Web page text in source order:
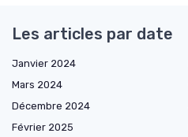
Les articles par date
Janvier 2024
Mars 2024
Décembre 2024
Février 2025